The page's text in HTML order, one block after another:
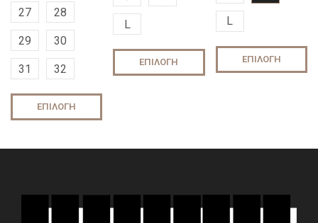
27 28
29 30
31 32
ΕΠΙΛΟΓΉ
L
ΕΠΙΛΟΓΉ
L
ΕΠΙΛΟΓΉ